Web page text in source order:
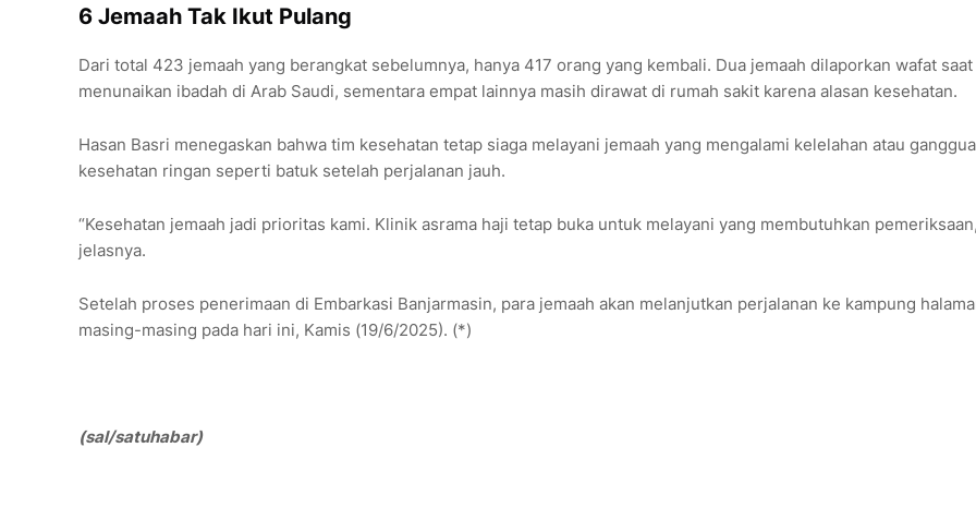
6 Jemaah Tak Ikut Pulang
Dari total 423 jemaah yang berangkat sebelumnya, hanya 417 orang yang kembali. Dua jemaah dilaporkan wafat saat
menunaikan ibadah di Arab Saudi, sementara empat lainnya masih dirawat di rumah sakit karena alasan kesehatan.
Hasan Basri menegaskan bahwa tim kesehatan tetap siaga melayani jemaah yang mengalami kelelahan atau
kesehatan ringan seperti batuk setelah perjalanan jauh.
“Kesehatan jemaah jadi prioritas kami. Klinik asrama haji tetap buka untuk melayani yang membutuhkan
jelasnya.
Setelah proses penerimaan di Embarkasi Banjarmasin, para jemaah akan melanjutkan perjalanan ke kampung
masing-masing pada hari ini, Kamis (19/6/2025). (*)
(sal/satuhabar)